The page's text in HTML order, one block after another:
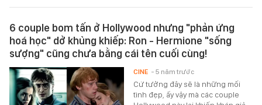
6 couple bom tấn ở Hollywood nhưng "phản ứng
hoá học" dở khủng khiếp: Ron - Hermione "sống
sượng" cũng chưa bằng cái tên cuối cùng!
Cứ tưởng đây sẽ là những mối
tình đẹp, ấy vậy mà các couple
CINE - 5 năm trước